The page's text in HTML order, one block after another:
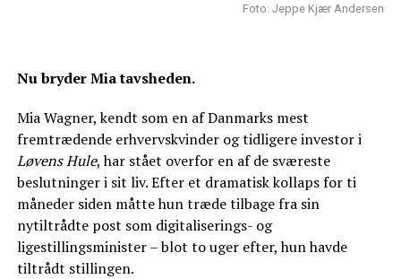
Foto: Jeppe Kjær Andersen
Nu bryder Mia tavsheden.
Mia Wagner, kendt som en af Danmarks mest
fremtrædende erhvervskvinder og tidligere investor i
Løvens Hule, har stået overfor en af de sværeste
beslutninger i sit liv. Efter et dramatisk kollaps for ti
måneder siden måtte hun træde tilbage fra sin
nytiltrådte post som digitaliserings- og
ligestillingsminister – blot to uger efter, hun havde
tiltrådt stillingen.